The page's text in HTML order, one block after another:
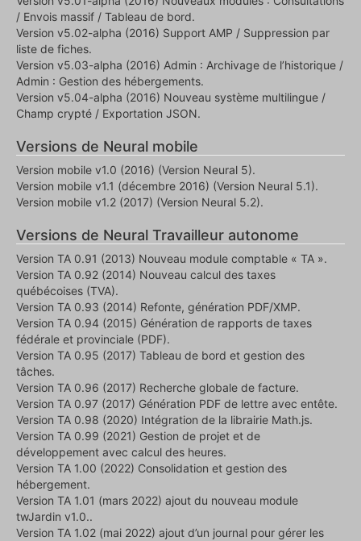
/ Envois massif / Tableau de bord.
Version v5.02-alpha (2016) Support AMP / Suppression par
liste de fiches.
Version v5.03-alpha (2016) Admin : Archivage de l’historique /
Admin : Gestion des hébergements.
Version v5.04-alpha (2016) Nouveau système multilingue /
Champ crypté / Exportation JSON.
Versions de Neural mobile
Version mobile v1.0 (2016) (Version Neural 5).
Version mobile v1.1 (décembre 2016) (Version Neural 5.1).
Version mobile v1.2 (2017) (Version Neural 5.2).
Versions de Neural Travailleur autonome
Version TA 0.91 (2013) Nouveau module comptable « TA ».
Version TA 0.92 (2014) Nouveau calcul des taxes
québécoises (TVA).
Version TA 0.93 (2014) Refonte, génération PDF/XMP.
Version TA 0.94 (2015) Génération de rapports de taxes
fédérale et provinciale (PDF).
Version TA 0.95 (2017) Tableau de bord et gestion des
tâches.
Version TA 0.96 (2017) Recherche globale de facture.
Version TA 0.97 (2017) Génération PDF de lettre avec entête.
Version TA 0.98 (2020) Intégration de la librairie Math.js.
Version TA 0.99 (2021) Gestion de projet et de
développement avec calcul des heures.
Version TA 1.00 (2022) Consolidation et gestion des
hébergement.
Version TA 1.01 (mars 2022) ajout du nouveau module
twJardin v1.0..
Version TA 1.02 (mai 2022) ajout d’un journal pour gérer les